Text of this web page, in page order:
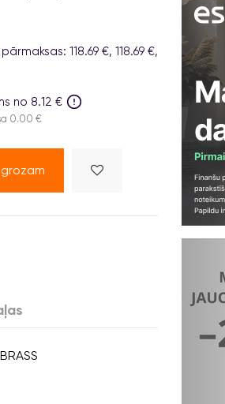
118.69 €, 118.69 €,
no 8.12 €
0.00 €